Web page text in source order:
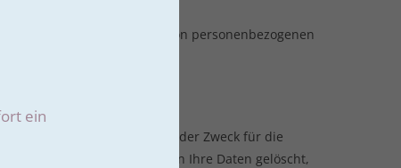
Mittel der Verarbeitung von personenbezogenen
Daten bei uns, bis der Zweck für die
widerrufen, werden Ihre Daten gelöscht,
ein